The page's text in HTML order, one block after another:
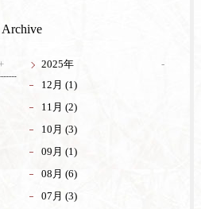
Archive
2025年
12月 (1)
11月 (2)
10月 (3)
09月 (1)
08月 (6)
07月 (3)